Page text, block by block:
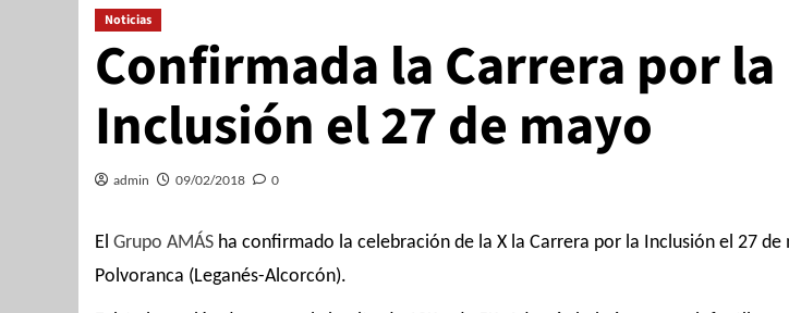
Noticias
Confirmada la Carrera por la
Inclusión el 27 de mayo
admin 09/02/2018 0
El Grupo AMÁS ha confirmado la celebración de la X la Carrera por la Inclusión el 27 de
Polvoranca (Leganés-Alcorcón).